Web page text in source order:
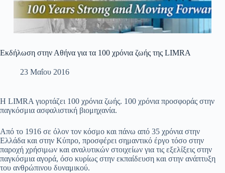
Εκδήλωση στην Αθήνα για τα 100 χρόνια ζωής της LIMRA
23 Μαΐου 2016
Η LIMRA γιορτάζει 100 χρόνια ζωής. 100 χρόνια προσφοράς στην
παγκόσμια ασφαλιστική βιομηχανία.
Από το 1916 σε όλον τον κόσμο και πάνω από 35 χρόνια στην
Ελλάδα και στην Κύπρο, προσφέρει σημαντικό έργο τόσο στην
παροχή χρήσιμων και αναλυτικών στοιχείων για τις εξελίξεις στην
παγκόσμια αγορά, όσο κυρίως στην εκπαίδευση και στην ανάπτυξη
του ανθρώπινου δυναμικού.